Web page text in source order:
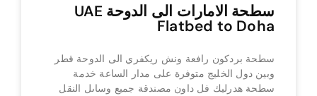
سطحة الامارات الى الدوحة UAE
Flatbed to Doha
سطحة بردكون رافعة ونش ريكفري الى الدوحة قطر
وبين دول الخليج متوفرة على مدار الساعة خدمة
سطحة هدرليك فل داون مصندقة جميع وساىل النقل